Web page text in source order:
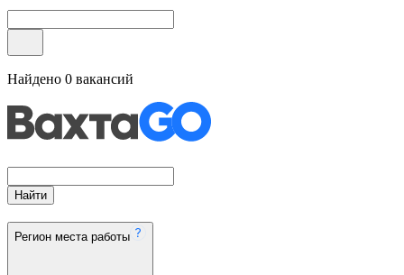
Найдено 0 вакансий
Найти
Регион места работы